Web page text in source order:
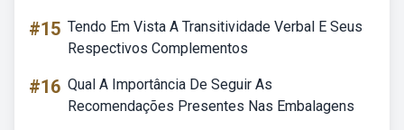
#15 Tendo Em Vista A Transitividade Verbal E Seus
Respectivos Complementos
#16 Qual A Importância De Seguir As
Recomendações Presentes Nas Embalagens